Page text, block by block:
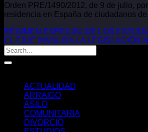
Orden PRE/1490/2012, de 9 de julio,
residencia en España de ciudadanos
RÉGIMEN ESPECIAL DE LOS
EL TJUE INVALIDA LA LEGISLACIÓN
ACTUALIDAD
ARRAIGO
ASILO
COMUNITARIA
DIVORCIO